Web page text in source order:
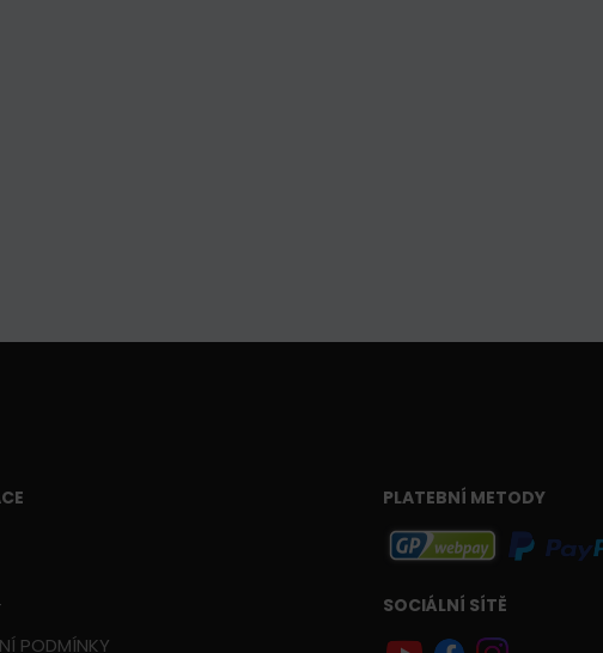
PODMÍNKY
PLATEBNÍ METODY
SOCIÁLNÍ SÍTĚ